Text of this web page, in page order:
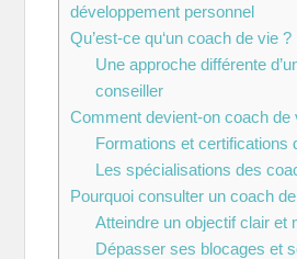
développement personnel
Qu’est-ce qu‘un coach de vie ?
Une approche différente
conseiller
Comment devient-on coach de
Formations et certifications
Les spécialisations des
Pourquoi consulter un coach
Atteindre un objectif clair et
Dépasser ses blocages et